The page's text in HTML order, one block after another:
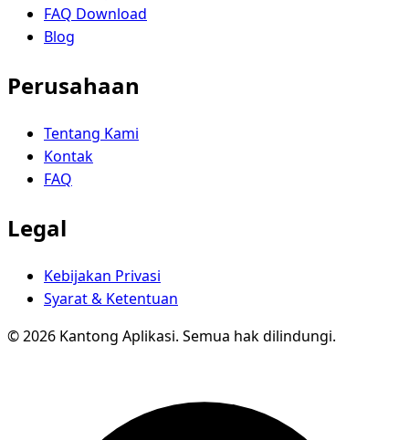
FAQ Download
Blog
Perusahaan
Tentang Kami
Kontak
FAQ
Legal
Kebijakan Privasi
Syarat & Ketentuan
© 2026 Kantong Aplikasi. Semua hak dilindungi.